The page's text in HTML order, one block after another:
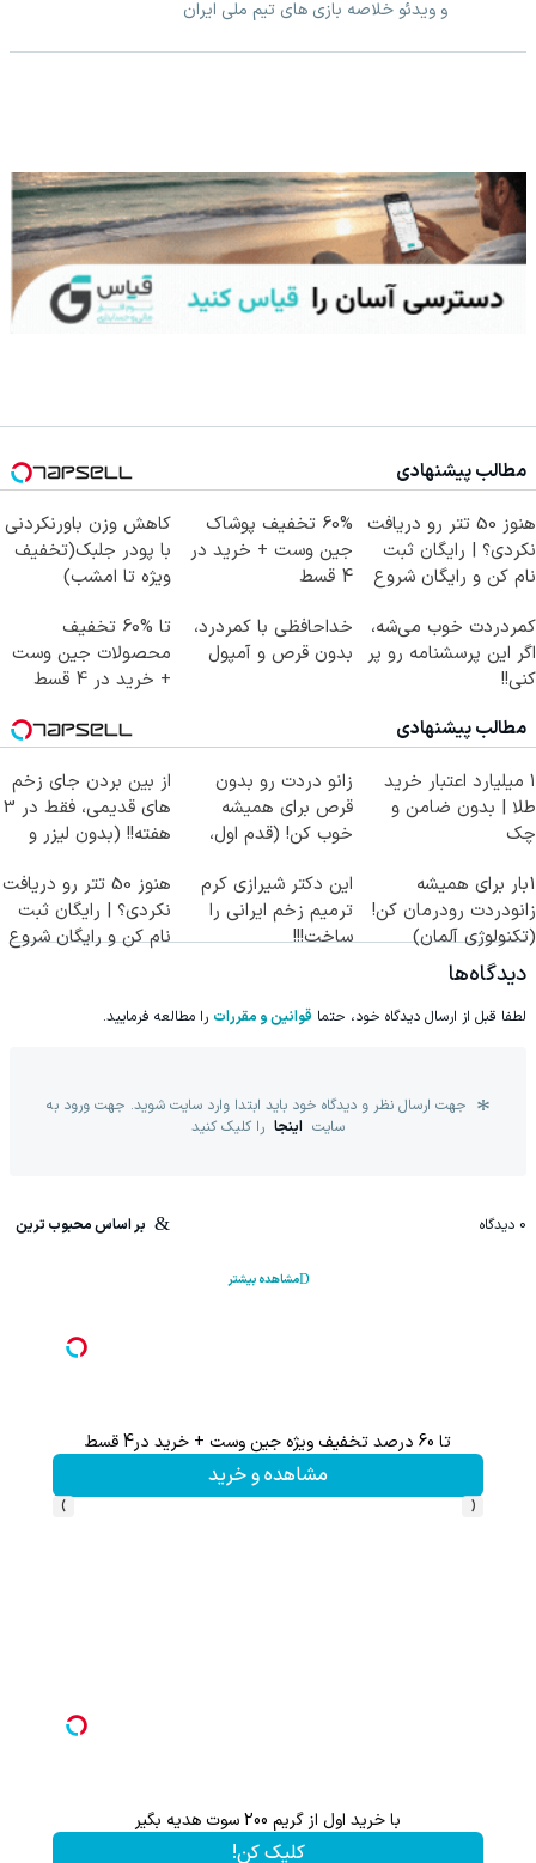
و ویدئو خلاصه بازی های تیم ملی ایران
مطالب پیشنهادی
هنوز 50 تتر رو دریافت
نکردی؟ | رایگان ثبت
نام کن و رایگان شروع
60% تخفیف پوشاک
جین وست + خرید در
4 قسط
کاهش وزن باورنکردنی
با پودر جلبک(تخفیف
ویژه تا امشب)
کمردردت خوب می‌شه،
اگر این پرسشنامه رو پر
کنی!!
خداحافظی با کمردرد،
بدون قرص و آمپول
تا %60 تخفیف
محصولات جین وست
+ خرید در 4 قسط
مطالب پیشنهادی
۱ میلیارد اعتبار خرید
طلا | بدون ضامن و
چک
زانو دردت رو بدون
قرص برای همیشه
خوب کن! (قدم اول،
از بین بردن جای زخم
های قدیمی، فقط در 3
هفته!! (بدون لیزر و
1بار برای همیشه
زانودردت رودرمان کن!
(تکنولوژی آلمان)
◂پرسشنامه▸
این دکتر شیرازی کرم
ترمیم زخم ایرانی را
ساخت!!!
هنوز 50 تتر رو دریافت
نکردی؟ | رایگان ثبت
نام کن و رایگان شروع
دیدگاه‌ها
لطفا قبل از ارسال دیدگاه خود، حتما قوانین و مقررات را مطالعه فرمایید.
جهت ارسال نظر و دیدگاه خود باید ابتدا وارد سایت شوید. جهت ورود به
سایت اینجا را کلیک کنید
0 دیدگاه بر اساس محبوب ترین
مشاهده بیشتر
تا 60 درصد تخفیف ویژه جین وست + خرید در4 قسط
مشاهده و خرید
‹
›
با خرید اول از گریم 200 سوت هدیه بگیر
کلیک کن!